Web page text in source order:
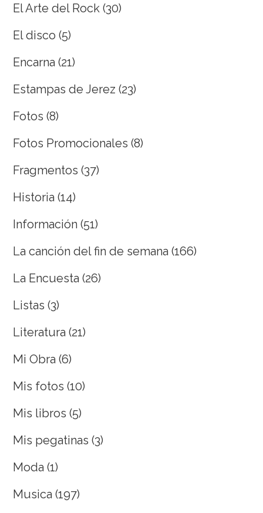
El Arte del Rock (30)
El disco (5)
Encarna (21)
Estampas de Jerez (23)
Fotos (8)
Fotos Promocionales (8)
Fragmentos (37)
Historia (14)
Información (51)
La canción del fin de semana (166)
La Encuesta (26)
Listas (3)
Literatura (21)
Mi Obra (6)
Mis fotos (10)
Mis libros (5)
Mis pegatinas (3)
Moda (1)
Musica (197)